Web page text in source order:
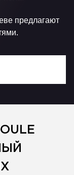
предлагают